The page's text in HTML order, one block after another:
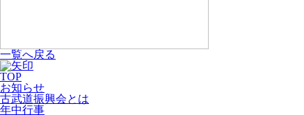
一覧へ戻る
TOP
お知らせ
古武道振興会とは
年中行事